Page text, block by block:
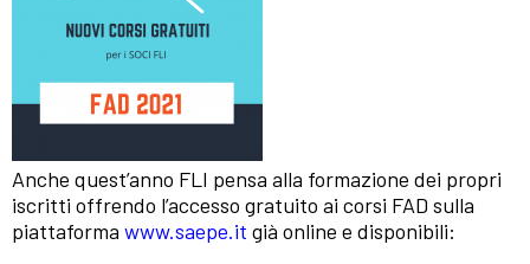
Anche quest’anno FLI pensa alla formazione dei propri
iscritti offrendo l’accesso gratuito ai corsi FAD sulla
piattaforma www.saepe.it già online e disponibili: